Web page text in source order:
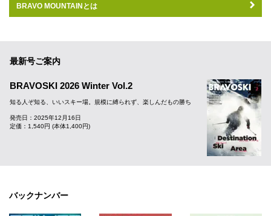
BRAVO MOUNTAINとは
最新号ご案内
BRAVOSKI 2026 Winter Vol.2
知る人ぞ知る、いいスキー場。規模に縛られず、楽しんだもの勝ち
発売日：2025年12月16日
定価：1,540円 (本体1,400円)
バックナンバー